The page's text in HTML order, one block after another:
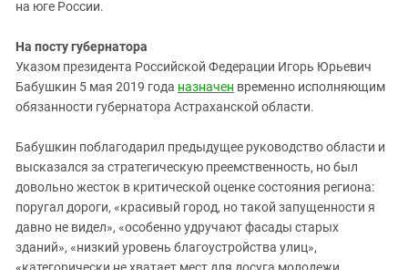
на юге России.
На посту губернатора
Указом президента Российской Федерации Игорь Юрьевич
Бабушкин 5 мая 2019 года назначен временно исполняющим
обязанности губернатора Астраханской области.
Бабушкин поблагодарил предыдущее руководство области и
высказался за стратегическую преемственность, но был
довольно жесток в критической оценке состояния региона:
поругал дороги, «красивый город, но такой запущенности я
давно не видел», «особенно удручают фасады старых
зданий», «низкий уровень благоустройства улиц»,